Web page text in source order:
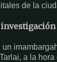
de la
investigación
a la hora